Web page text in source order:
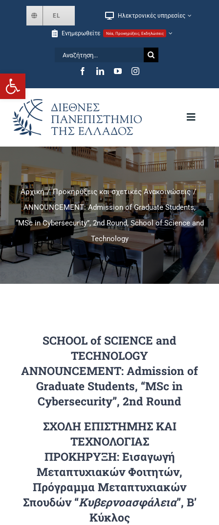
Ανοίξτε τη γραμμή εργαλείων
EL Ηλεκτρονικές υπηρεσίες
Ενημερωθείτε Νέα, Προκηρύξεις, Εκδηλώσεις
Αναζήτηση
Toggle
Σχολές και Τμήματα
Μεταπτυχιακά
Πανεπιστημιακές Μονάδες
Αρχική
Προκηρύξεις και σχετικές Ανακοινώσεις
ANNOUNCEMENT: Admission of Graduate Students,
“MSc in Cybersecurity”, 2nd Round, School of Science and
Technology
SCHOOL of SCIENCE and
TECHNOLOGY
ANNOUNCEMENT: Admission of
Graduate Students, “MSc in
Cybersecurity”, 2nd Round
ΣΧΟΛΗ ΕΠΙΣΤΗΜΗΣ ΚΑΙ
ΤΕΧΝΟΛΟΓΙΑΣ
ΠΡΟΚΗΡΥΞΗ: Εισαγωγή
Μεταπτυχιακών Φοιτητών,
Πρόγραμμα Μεταπτυχιακών
Σπουδών “Κυβερνοασφάλεια”, Β’
Κύκλος